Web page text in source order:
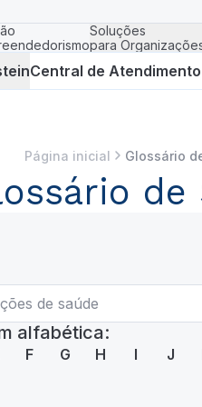
Soluções
para
Central de Atendimento
Página inicial Glossário
de
alfabética:
F G H I J